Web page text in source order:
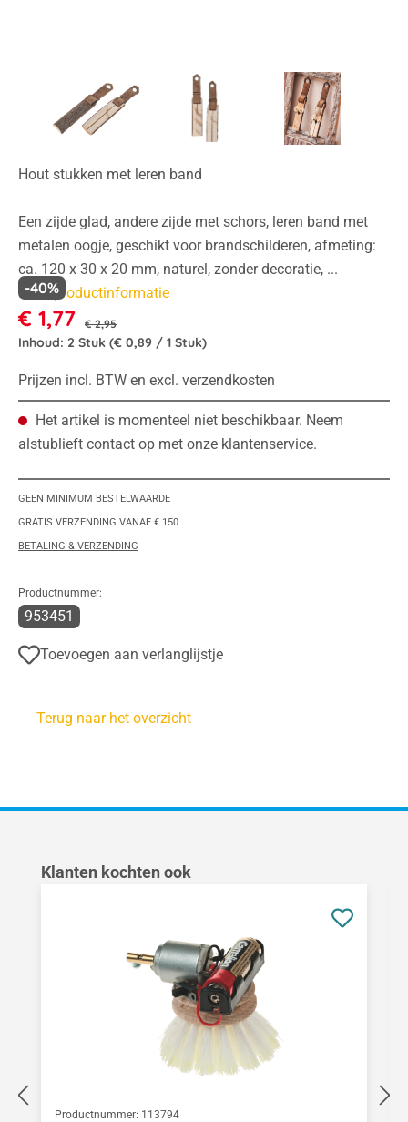
Hout stukken met leren band
Een zijde glad, andere zijde met schors, leren band met
metalen oogje, geschikt voor brandschilderen, afmeting:
ca. 120 x 30 x 20 mm, naturel, zonder decoratie, ...
Meer productinformatie
€ 1,77 € 2,95
-40%
Inhoud: 2 Stuk (€ 0,89 / 1 Stuk)
Prijzen incl. BTW en excl. verzendkosten
Het artikel is momenteel niet beschikbaar. Neem
alstublieft contact op met onze klantenservice.
GEEN MINIMUM BESTELWAARDE
GRATIS VERZENDING VANAF € 150
BETALING & VERZENDING
Productnummer:
953451
Toevoegen aan verlanglijstje
Terug naar het overzicht
Productgalerij overslaan
Klanten kochten ook
Productnummer: 113794